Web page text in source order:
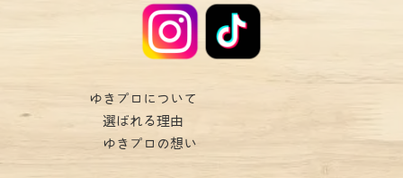
ゆきプロについて
選ばれる理由
ゆきプロの想い